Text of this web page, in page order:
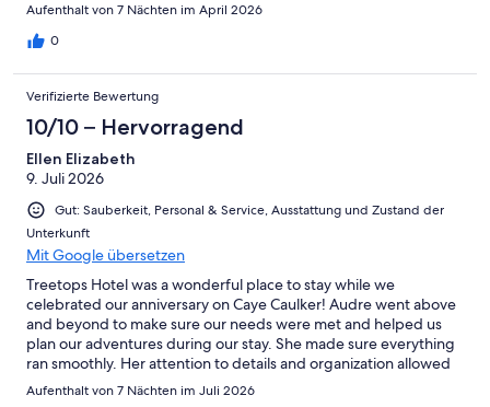
Aufenthalt von 7 Nächten im April 2026
0
Verifizierte Bewertung
10/10 – Hervorragend
Ellen Elizabeth
9. Juli 2026
Gut: Sauberkeit, Personal & Service, Ausstattung und Zustand der
Unterkunft
Mit Google übersetzen
Treetops Hotel was a wonderful place to stay while we
celebrated our anniversary on Caye Caulker! Audre went above
and beyond to make sure our needs were met and helped us
plan our adventures during our stay. She made sure everything
ran smoothly. Her attention to details and organization allowed
us to have a vacation with no worries. We hope to return!
Aufenthalt von 7 Nächten im Juli 2026